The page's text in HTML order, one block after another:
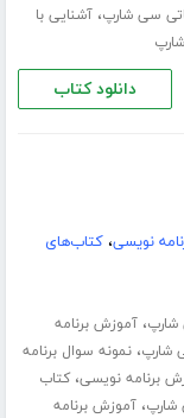
سی شارپ،آشنایی با
دانلود کتاب
نویسی،کتاب‌های
شارپ،آموزش برنامه
شارپ،نمونه سوال برنامه
برنامه نویسی،کتاب
،آموزش برنامه